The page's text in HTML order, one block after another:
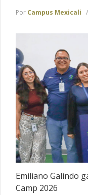
Por Campus Mexicali
Emiliano Galindo
Camp 2026